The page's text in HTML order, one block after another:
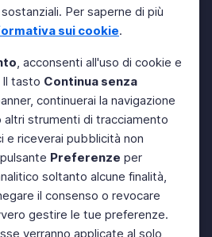
Per saperne di più
sui cookie.
, acconsenti all'uso di cookie e
tasto Continua senza
continuerai la navigazione
altri strumenti di tracciamento
e riceverai pubblicità non
Preferenze per
soltanto alcune finalità,
il consenso o revocare
gestire le tue preferenze.
verranno applicate al solo